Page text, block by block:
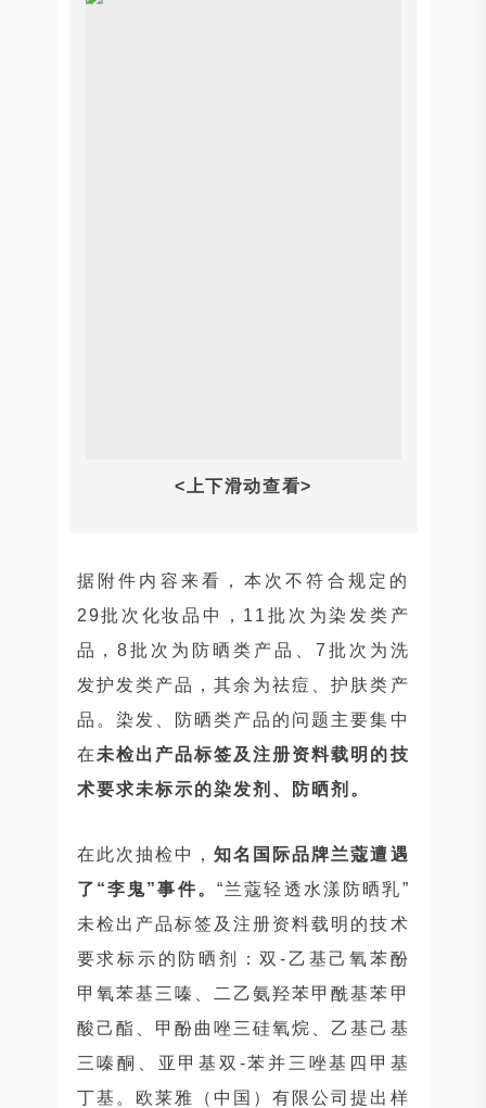
<上下滑动查看>
据附件内容来看，本次不符合规定的
29批次化妆品中，11批次为染发类产
品，8批次为防晒类产品、7批次为洗
发护发类产品，其余为祛痘、护肤类产
品。染发、防晒类产品的问题主要集中
在未检出产品标签及注册资料载明的技
术要求未标示的染发剂、防晒剂。
在此次抽检中， 知名国际品牌兰蔻遭遇
了“李鬼”事件。 “兰蔻轻透水漾防晒乳”
未检出产品标签及注册资料载明的技术
要求标示的防晒剂：双-乙基己氧苯酚
甲氧苯基三嗪、二乙氨羟苯甲酰基苯甲
酸己酯、甲酚曲唑三硅氧烷、乙基己基
三嗪酮、亚甲基双-苯并三唑基四甲基
丁基。欧莱雅（中国）有限公司提出样